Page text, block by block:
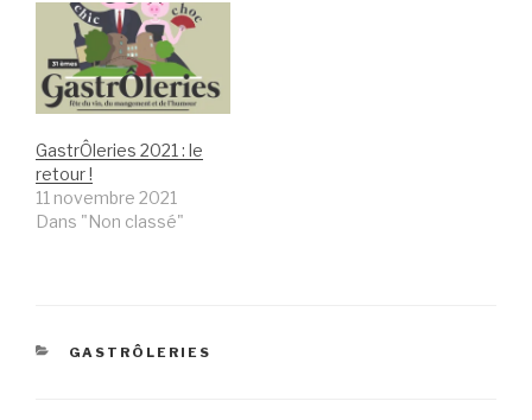
GastrÔleries 2021 : le
retour !
11 novembre 2021
Dans "Non classé"
CATÉGORIES
GASTRÔLERIES